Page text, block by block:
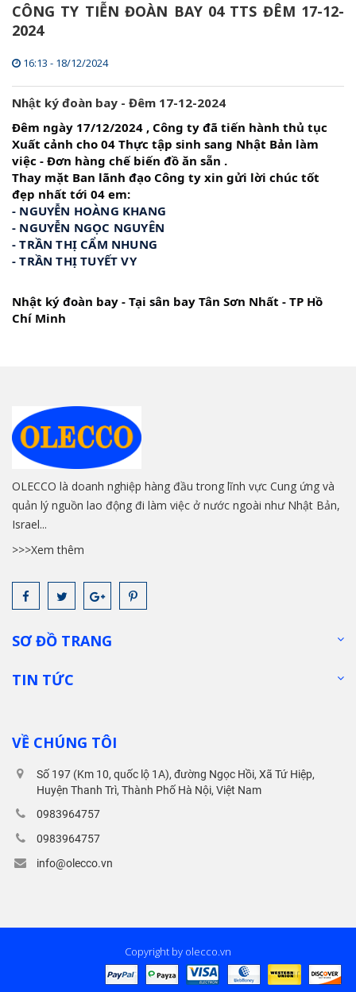
CÔNG TY TIỄN ĐOÀN BAY 04 TTS ĐÊM 17-12-
2024
16:13 - 18/12/2024
Nhật ký đoàn bay - Đêm 17-12-2024
Đêm ngày 17/12/2024 , Công ty đã tiến hành thủ tục
Xuất cảnh cho 04 Thực tập sinh sang Nhật Bản làm
việc - Đơn hàng chế biến đồ ăn sẵn .
Thay mặt Ban lãnh đạo Công ty xin gửi lời chúc tốt
đẹp nhất tới 04 em:
- NGUYỄN HOÀNG KHANG
- NGUYỄN NGỌC NGUYÊN
- TRẦN THỊ CẨM NHUNG
- TRẦN THỊ TUYẾT VY
Nhật ký đoàn bay - Tại sân bay Tân Sơn Nhất - TP Hồ
Chí Minh
OLECCO là doanh nghiệp hàng đầu trong lĩnh vực Cung ứng và
quản lý nguồn lao động đi làm việc ở nước ngoài như Nhật Bản,
Israel...
>>>Xem thêm
SƠ ĐỒ TRANG
TIN TỨC
VỀ CHÚNG TÔI
Số 197 (Km 10, quốc lộ 1A), đường Ngọc Hồi, Xã Tứ Hiệp,
Huyện Thanh Trì, Thành Phố Hà Nội, Việt Nam
0983964757
0983964757
info@olecco.vn
Copyright by olecco.vn